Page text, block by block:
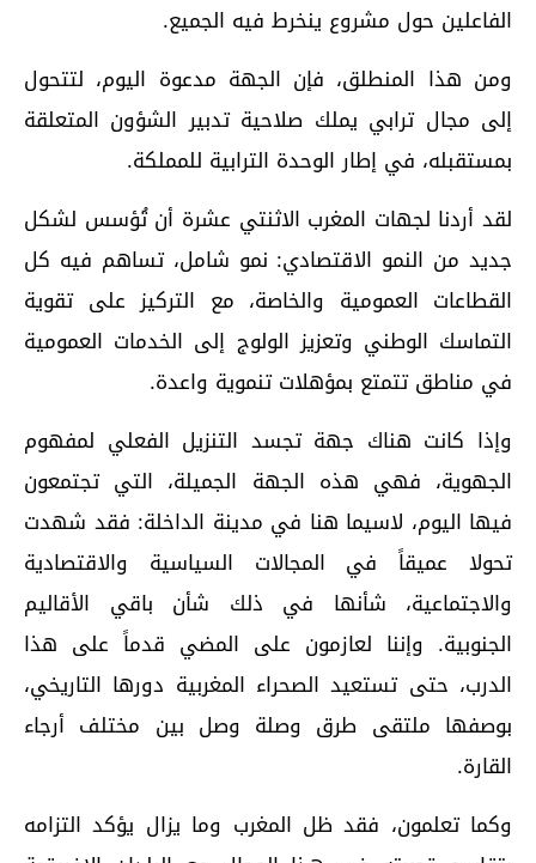
الفاعلين حول مشروع ينخرط فيه الجميع.
ومن هذا المنطلق، فإن الجهة مدعوة اليوم، لتتحول
إلى مجال ترابي يملك صلاحية تدبير الشؤون المتعلقة
بمستقبله، في إطار الوحدة الترابية للمملكة.
لقد أردنا لجهات المغرب الاثنتي عشرة أن تُؤسس لشكل
جديد من النمو الاقتصادي: نمو شامل، تساهم فيه كل
القطاعات العمومية والخاصة، مع التركيز على تقوية
التماسك الوطني وتعزيز الولوج إلى الخدمات العمومية
في مناطق تتمتع بمؤهلات تنموية واعدة.
وإذا كانت هناك جهة تجسد التنزيل الفعلي لمفهوم
الجهوية، فهي هذه الجهة الجميلة، التي تجتمعون
فيها اليوم، لاسيما هنا في مدينة الداخلة: فقد شهدت
تحولا عميقاً في المجالات السياسية والاقتصادية
والاجتماعية، شأنها في ذلك شأن باقي الأقاليم
الجنوبية. وإننا لعازمون على المضي قدماً على هذا
الدرب، حتى تستعيد الصحراء المغربية دورها التاريخي،
بوصفها ملتقى طرق وصلة وصل بين مختلف أرجاء
القارة.
وكما تعلمون، فقد ظل المغرب وما يزال يؤكد التزامه